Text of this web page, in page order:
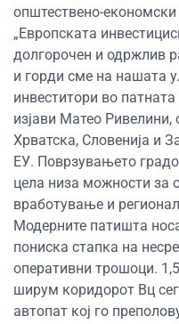
општествено-економски
„Европската
долгорочен и одржлив
и горди сме на нашата
инвеститори во
изјави Матео
Хрватска, Словенија и
ЕУ. Поврзувањето
цела низа можности за
вработување и
Модерните патишта
пониска стапка на
оперативни трошоци.
ширум коридорот Вц
автопат кој го